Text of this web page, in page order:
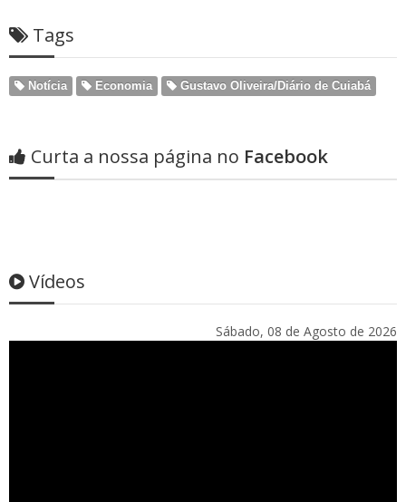
Tags
Notícia Economia Gustavo Oliveira/Diário de Cuiabá
Curta a nossa página no Facebook
Vídeos
Sábado, 08 de Agosto de 2026